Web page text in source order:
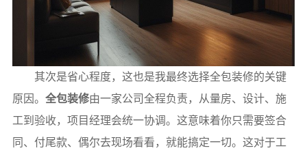
其次是省心程度，这也是我最终选择全包装修的关键
原因。 全包装修由一家公司全程负责，从量房、设计、施
工到验收，项目经理会统一协调。这意味着你只需要签合
同、付尾款、偶尔去现场看看，就能搞定一切。这对于工